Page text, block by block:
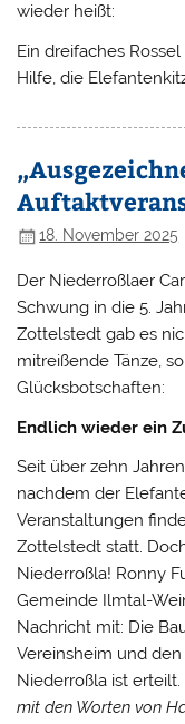
wieder heißt:
Ein dreifaches Rossel
Hilfe, die
18. November 2025
Der Niederroßlaer
Schwung in die 5.
Zottelstedt gab es
mitreißende Tänze,
Glücksbotschaften:
Endlich wieder ein
Seit über zehn
nachdem der
Veranstaltungen
Zottelstedt statt.
Niederroßla! Ronny
Gemeinde Ilmtal-
Nachricht mit: Die
Vereinsheim und den
Niederroßla ist erteilt.
mit den Worten von